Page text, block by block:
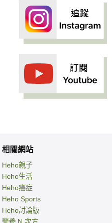
相關網站
Heho親子
Heho生活
Heho癌症
Heho Sports
Heho討論版